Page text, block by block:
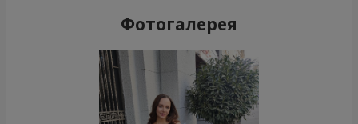
Фотогалерея